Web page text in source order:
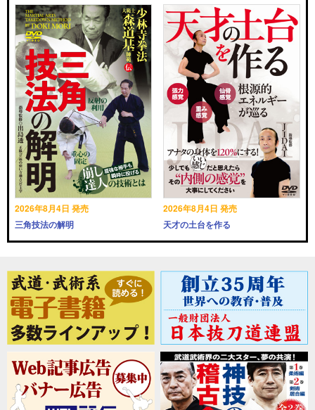
2026年8月4日 発売
三角技法の解明
2026年8月4日 発売
天才の土台を作る